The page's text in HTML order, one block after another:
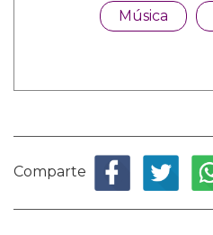
Música
Comparte